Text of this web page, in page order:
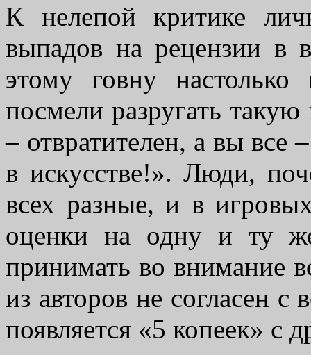
К нелепой критике
выпадов на рецензии в
этому говну
посмели разругать
– отвратителен, а вы все
в искусстве!». Люди,
всех разные, и в
оценки на одну и ту
принимать во внимание
из авторов не согласен с
появляется «5 копеек» с